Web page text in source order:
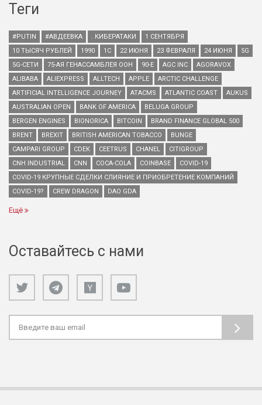
Теги
#PUTIN #АВДЕЕВКА . КИБЕРАТАКИ
1 СЕНТЯБРЯ
10 ТЫСЯЧ РУБЛЕЙ
1990 1С 22 ИЮНЯ 23 ФЕВРАЛЯ 24 ИЮНЯ
5G
5G-СЕТИ
75-АЯ ГЕНАССАМБЛЕЯ ООН 90-Е AGC INC
AGORAVOX
ALIBABA
ALIEXPRESS ALLTECH APPLE
ARCTIC CHALLENGE
ARTIFICIAL INTELLIGENCE JOURNEY
ATACMS ATLANTIC COAST
AUKUS
AUSTRALIAN OPEN
BANK OF AMERICA
BELUGA GROUP
BERGEN ENGINES
BIONORICA BITCOIN
BRAND FINANCE GLOBAL 500
BRENT
BREXIT BRITISH AMERICAN TOBACCO
BUNGE
CAMPARI GROUP
CDEK CEETRUS CHANEL
CITIGROUP
CNH INDUSTRIAL
CNN COCA-COLA COINBASE
COVID-19
COVID-19 КРУПНЫЕ СДЕЛКИ СЛИЯНИЕ И ПРИОБРЕТЕНИЕ КОМПАНИЙ
COVID-19?
CREW DRAGON DAO GDA
Ещё
Оставайтесь с нами